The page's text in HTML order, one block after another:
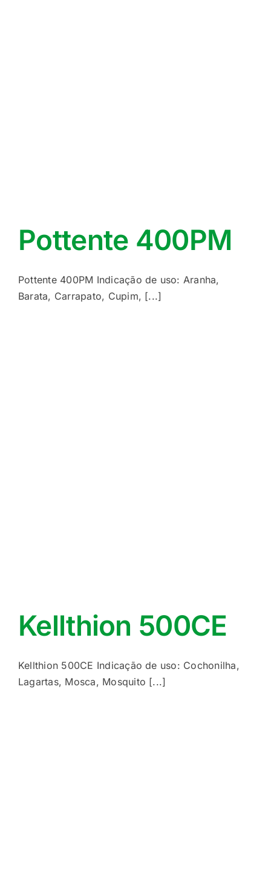
Pottente 400PM
Pottente 400PM Indicação de uso: Aranha,
Barata, Carrapato, Cupim, [...]
Kellthion 500CE
Kellthion 500CE Indicação de uso: Cochonilha,
Lagartas, Mosca, Mosquito [...]